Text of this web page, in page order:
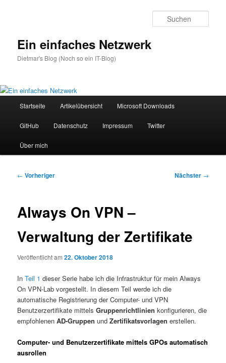
Ein einfaches Netzwerk
Dietmar's Blog (Noch so ein IT-Blog)
Startseite Artikelübersicht Microsoft Downloads
GitHub Datenschutz Impressum Twitter
Über mich
Beitragsnavigation
← Vorheriger Nächster →
Always On VPN –
Verwaltung der Zertifikate
Veröffentlicht am22. Oktober 2018
InTeil 1 dieser Serie habe ich die Infrastruktur für mein Always
On VPN-Lab vorgestellt. In diesem Teil werde ich die
automatische Registrierung der Computer- und VPN
Benutzerzertifikate mittels Gruppenrichtlinien konfigurieren, die
empfohlenen AD-Gruppen undZertifikatsvorlagen erstellen.
Computer- und Benutzerzertifikate mittels GPOs automatisch
ausrollen